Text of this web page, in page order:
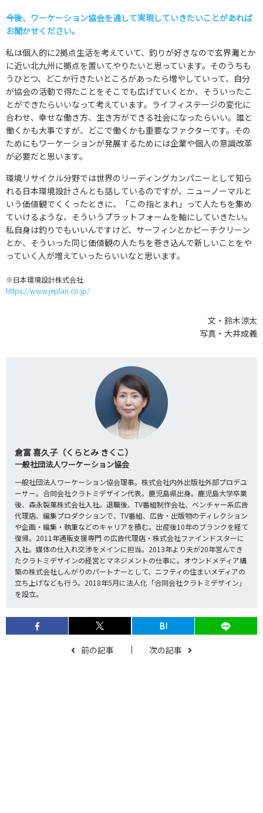
――今後、ワーケーション協会を通して実現していきたいことがあれば
お聞かせください。
私は個人的に2拠点生活を考えていて、釣りが好きなので玄界灘とか
に近い北九州に拠点を置いてやりたいと思っています。そのうちも
うひとつ、どこか行きたいところがあったら増やしていって、自分
が協会の活動で得たことをそこでも広げていくとか、そういったこ
とができたらいいなって考えています。ライフィステージの変化に
合わせ、幸せな働き方、生き方ができる社会になったらいい。誰と
働くかも大事ですが、どこで働くかも重要なファクターです。その
ためにもワーケーションが発展するためには企業や個人の意識改革
が必要だと思います。
環境リサイクル分野では世界のリーディングカンパニーとして知ら
れる日本環境設計さんとも話しているのですが、ニューノーマルと
いう価値観でくくったときに、「この指とまれ」って人たちを集め
ていけるような、そういうプラットフォームを軸にしていきたい。
私自身は釣りでもいいんですけど、サーフィンとかビーチクリーン
とか、そういった同じ価値観の人たちを巻き込んで新しいことをや
っていく人が増えていったらいいなと思います。
※日本環境設計株式会社
https://www.jeplan.co.jp/
文・鈴木涼太
写真・大井成義
倉富 喜久子（くらとみ きくこ）
一般社団法人ワーケーション協会
一般社団法人ワーケーション協会理事。株式会社内外出版社外部プロデユ
ーサー。合同会社クラトミデザイン代表。鹿児島県出身。鹿児島大学卒業
後、森永製菓株式会社入社。退職後、TV番組制作会社、ベンチャー系広告
代理店、編集プロダクションで、TV番組、広告・出版物のディレクション
や企画・編集・執筆などのキャリアを積む。出産後10年のブランクを経て
復帰。2011年通販支援専門 の広告代理店・株式会社ファインドスターに
入社。媒体の仕入れ交渉をメインに担当。2013年より夫が20年営んでき
たクラトミデザインの経営とマネジメントの仕事に。オウンドメディア構
築の株式会社しんがりのパートナーとして、ニフティの住まいメディアの
立ち上げなども行う。2018年5月に法人化「合同会社クラトミデザイン」
を設立。
B!
前の記事 次の記事